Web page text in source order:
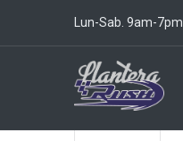
Lun-Sab. 9am-7pm